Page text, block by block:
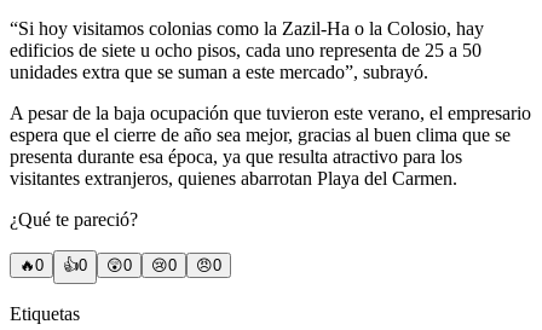
“Si hoy visitamos colonias como la Zazil-Ha o la Colosio, hay
edificios de siete u ocho pisos, cada uno representa de 25 a 50
unidades extra que se suman a este mercado”, subrayó.
A pesar de la baja ocupación que tuvieron este verano, el empresario
espera que el cierre de año sea mejor, gracias al buen clima que se
presenta durante esa época, ya que resulta atractivo para los
visitantes extranjeros, quienes abarrotan Playa del Carmen.
¿Qué te pareció?
🔥0 👍0 😲0 😢0 😠0
Etiquetas